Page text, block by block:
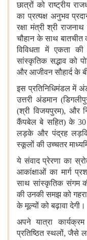
छात्रों को राष्ट्रीय
का प्रत्यक्ष अनुभव
रक्षा मंत्री श्री
चौहान के साथ
विविधता में एकता
सांस्कृतिक सद्भाव को
और आजीवन सौहार्द के
इस प्रतिनिधिमंडल में
उत्तरी अंडमान
(श्री विजयपुरम), और
कैंपबेल बे सहित) के
लड़के और पंद्रह
स्कूलों की उच्चतर
ये संवाद प्रेरणा का
आकांक्षाओं का मार्ग
साथ सांस्कृतिक संगम
की उनकी समझ को
के मूल्यों को बढ़ावा देगी।
अपने यात्रा
प्रतिष्ठित स्थलों,जैसे